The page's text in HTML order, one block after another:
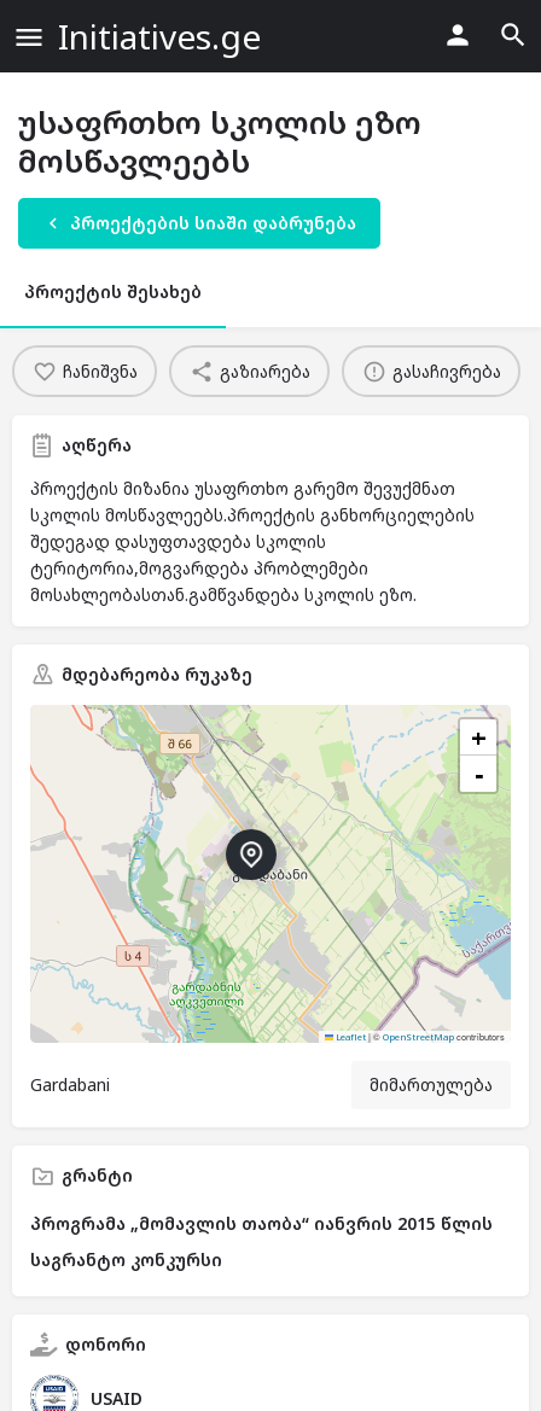
Initiatives.ge
უსაფრთხო სკოლის ეზო
მოსწავლეებს
პროექტების სიაში დაბრუნება
პროექტის შესახებ
ჩანიშვნა გაზიარება გასაჩივრება
აღწერა
პროექტის მიზანია უსაფრთხო გარემო შევუქმნათ
სკოლის მოსწავლეებს.პროექტის განხორციელების
შედეგად დასუფთავდება სკოლის
ტერიტორია,მოგვარდება პრობლემები
მოსახლეობასთან.გამწვანდება სკოლის ეზო.
მდებარეობა რუკაზე
+
−
Leaflet |© OpenStreetMap contributors
Gardabani მიმართულება
გრანტი
პროგრამა „მომავლის თაობა“ იანვრის 2015 წლის
საგრანტო კონკურსი
დონორი
USAID